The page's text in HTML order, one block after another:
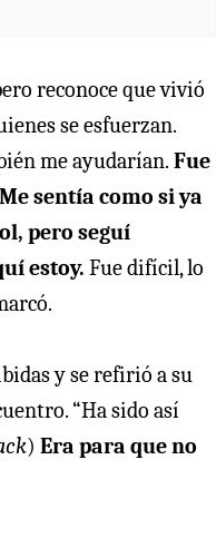
reconoce que vivió
se esfuerzan.
me ayudarían. Fue
sentía como si ya
​​pero seguí
estoy. Fue difícil, lo
y se refirió a su
“Ha sido así
) Era para que no